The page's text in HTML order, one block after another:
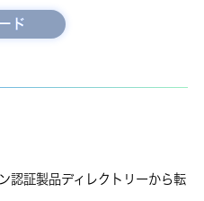
認証製品ディレクトリーから転